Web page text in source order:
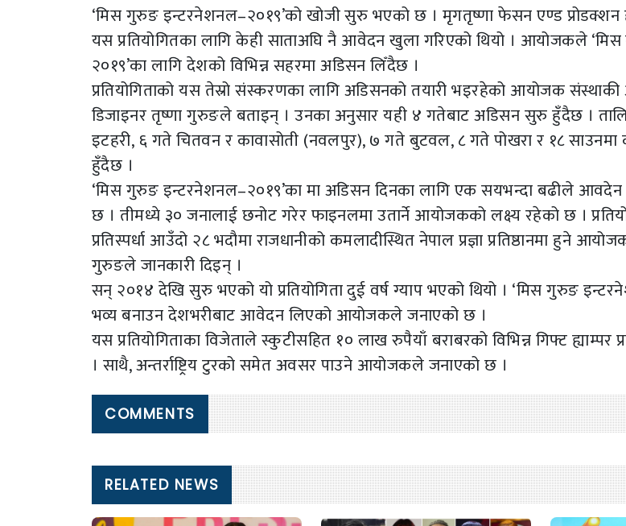
‘मिस गुरुङ इन्टरनेशनल–२०१९’को खोजी सुरु भएको छ । मृगतृष्णा फेसन एण्ड प्रोडक्शन
यस प्रतियोगितका लागि केही साताअघि नै आवेदन खुला गरिएको थियो । आयोजकले
२०१९’का लागि देशको विभिन्न सहरमा अडिसन लिँदैछ ।
प्रतियोगिताको यस तेस्रो संस्करणका लागि अडिसनको तयारी भइरहेको आयोजक
डिजाइनर तृष्णा गुरुङले बताइन् । उनका अनुसार यही ४ गतेबाट अडिसन सुरु हुँदैछ ।
इटहरी, ६ गते चितवन र कावासोती (नवलपुर), ७ गते बुटवल, ८ गते पोखरा र १८ साउनमा
हुँदैछ ।
‘मिस गुरुङ इन्टरनेशनल–२०१९’का मा अडिसन दिनका लागि एक सयभन्दा बढीले
छ । तीमध्ये ३० जनालाई छनोट गरेर फाइनलमा उतार्ने आयोजकको लक्ष्य रहेको छ ।
प्रतिस्पर्धा आउँदो २८ भदौमा राजधानीको कमलादीस्थित नेपाल प्रज्ञा प्रतिष्ठानमा हुने
गुरुङले जानकारी दिइन् ।
सन् २०१४ देखि सुरु भएको यो प्रतियोगिता दुई वर्ष ग्याप भएको थियो । ‘मिस गुरुङ
भव्य बनाउन देशभरीबाट आवेदन लिएको आयोजकले जनाएको छ ।
यस प्रतियोगिताका विजेताले स्कुटीसहित १० लाख रुपैयाँ बराबरको विभिन्न गिफ्ट ह्याम्पर
। साथै, अन्तर्राष्ट्रिय टुरको समेत अवसर पाउने आयोजकले जनाएको छ ।
COMMENTS
RELATED NEWS